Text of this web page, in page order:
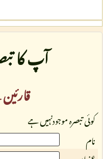
آپ کا
کوئی تبصرہ موجودنہیں ہے
نام